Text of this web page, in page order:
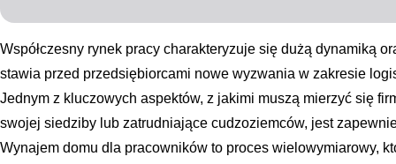
Współczesny rynek pracy charakteryzuje się dużą dynamiką
stawia przed przedsiębiorcami nowe wyzwania w zakresie
Jednym z kluczowych aspektów, z jakimi muszą mierzyć się
swojej siedziby lub zatrudniające cudzoziemców, jest
Wynajem domu dla pracowników to proces wielowymiarowy,